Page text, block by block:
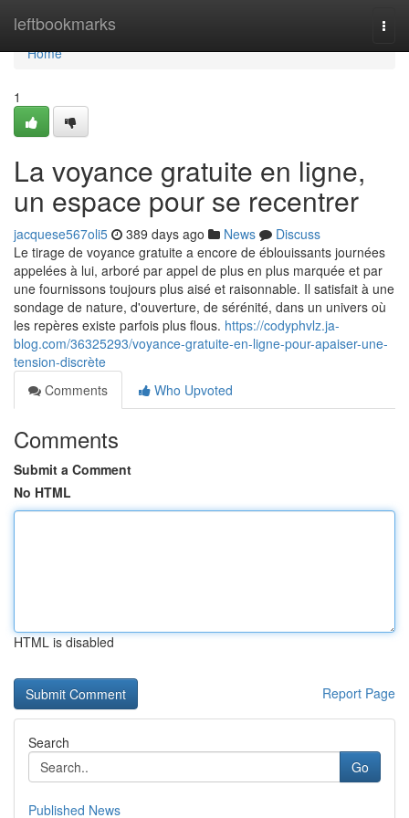
leftbookmarks
Home
Home
1
La voyance gratuite en ligne,
un espace pour se recentrer
jacquese567oli5 389 days ago News
Discuss
Le tirage de voyance gratuite a encore de éblouissants journées
appelées à lui, arboré par appel de plus en plus marquée et par
une fournissons toujours plus aisé et raisonnable. Il satisfait à une
sondage de nature, d'ouverture, de sérénité, dans un univers où
les repères existe parfois plus flous. https://codyphvlz.ja-
blog.com/36325293/voyance-gratuite-en-ligne-pour-apaiser-une-
tension-discrète
Comments
Who Upvoted
Comments
Submit a Comment
No HTML
HTML is disabled
Report Page
Search
Go
Published News